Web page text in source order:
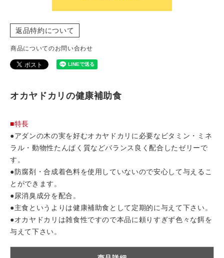
返品特約について
商品についてのお問い合わせ
オカヤドカリの健康補助食
■特長
●アダンの木の実を好むオカヤドカリに必要なビタミン・ミネ
ラル・動物性たんぱく質などバランス良く配合したゼリーで
す。
●防腐剤・合成着色料を使用していないので安心して与えるこ
とができます。
●尿消臭成分を配合。
●主食というよりは健康補助食として定期的に与えて下さい。
●オカヤドカリは雑食性ですので本品に頼りすぎず色々な餌を
与えて下さい。